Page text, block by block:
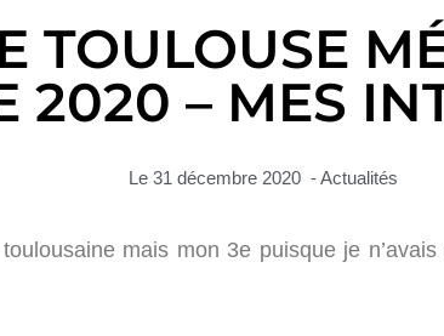
TOULOUSE
2020 – MES
Le 31 décembre 2020 -Actualités
mais mon 3e puisque je